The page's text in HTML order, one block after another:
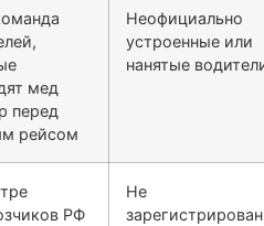
мед
перед
рейсом
Неофициально
устроенные или
нанятые
РФ
Не